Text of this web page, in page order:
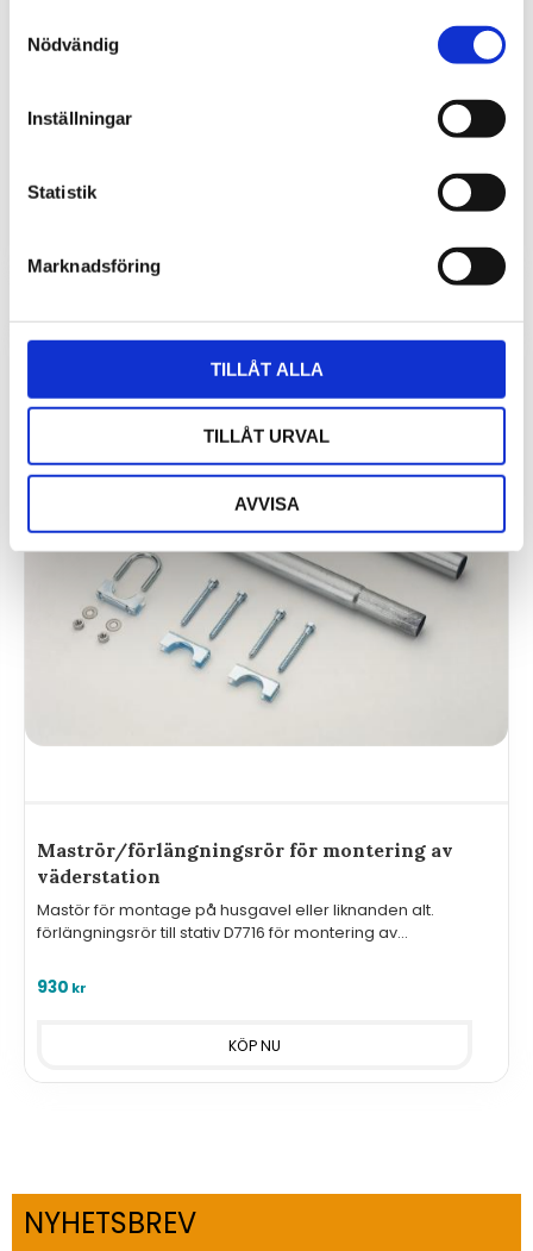
Nödvändig
Inställningar
Statistik
Marknadsföring
TILLÅT ALLA
TILLÅT URVAL
AVVISA
Stativ (tripod) for montering av Davis väderstationer i
serierna Vantage Pro2 och Vue.
2 710kr
Maströr/förlängningsrör för montering av
väderstation
Mastör för montage på husgavel eller liknanden alt.
förlängningsrör till stativ D7716 för montering av
930 kr
NYHETSBREV